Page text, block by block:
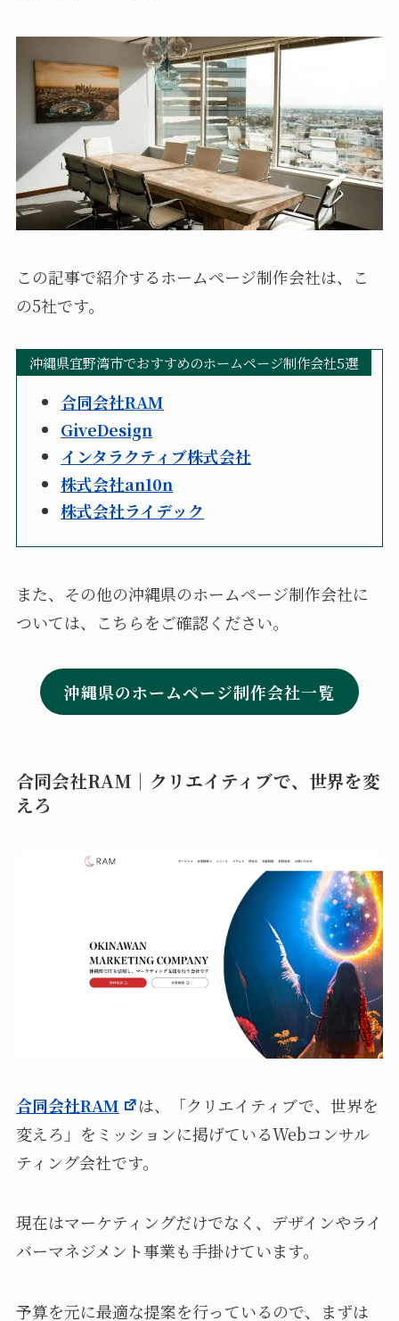
この記事で紹介するホームページ制作会社は、こ
の5社です。
沖縄県宜野湾市でおすすめのホームページ制作会社5選
合同会社RAM
GiveDesign
インタラクティブ株式会社
株式会社an10n
株式会社ライデック
また、その他の沖縄県のホームページ制作会社に
ついては、こちらをご確認ください。
沖縄県のホームページ制作会社一覧
合同会社RAM｜クリエイティブで、世界を変
えろ
合同会社RAM
は、「クリエイティブで、世界を
変えろ」をミッションに掲げているWebコンサル
ティング会社です。
現在はマーケティングだけでなく、デザインやライ
バーマネジメント事業も手掛けています。
予算を元に最適な提案を行っているので、まずは